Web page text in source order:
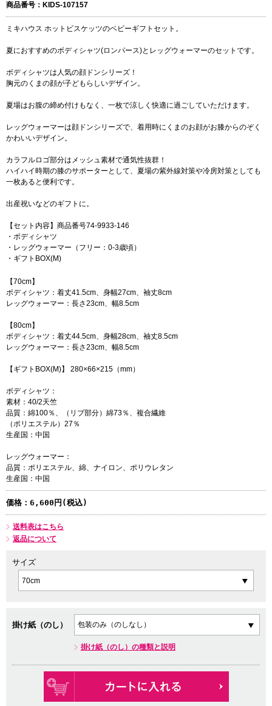
商品番号：KIDS-107157
ミキハウス ホットビスケッツのベビーギフトセット。
夏におすすめのボディシャツ(ロンパース)とレッグウォーマーのセットです。
ボディシャツは人気の顔ドンシリーズ！
胸元のくまの顔が子どもらしいデザイン。
夏場はお腹の締め付けもなく、一枚で涼しく快適に過ごしていただけます。
レッグウォーマーは顔ドンシリーズで、着用時にくまのお顔がお膝からのぞく
かわいいデザイン。
カラフルロゴ部分はメッシュ素材で通気性抜群！
ハイハイ時期の膝のサポーターとして、夏場の紫外線対策や冷房対策としても
一枚あると便利です。
出産祝いなどのギフトに。
【セット内容】商品番号74-9933-146
・ボディシャツ
・レッグウォーマー（フリー：0-3歳頃）
・ギフトBOX(M)
【70cm】
ボディシャツ：着丈41.5cm、身幅27cm、袖丈8cm
レッグウォーマー：長さ23cm、幅8.5cm
【80cm】
ボディシャツ：着丈44.5cm、身幅28cm、袖丈8.5cm
レッグウォーマー：長さ23cm、幅8.5cm
【ギフトBOX(M)】 280×66×215（mm）
ボディシャツ：
素材：40/2天竺
品質：綿100％、（リブ部分）綿73％、複合繊維
（ポリエステル）27％
生産国：中国
レッグウォーマー：
品質：ポリエステル、綿、ナイロン、ポリウレタン
生産国：中国
価格： 6,600円(税込)
送料表はこちら
返品について
サイズ
掛け紙（のし）
掛け紙（のし）の種類と説明